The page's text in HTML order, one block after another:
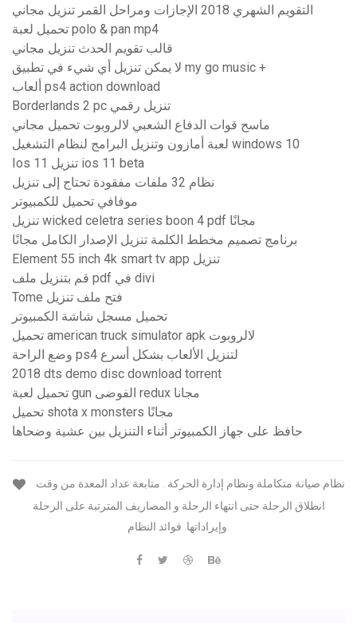
التقويم الشهري 2018 الإجازات ومراحل القمر تنزيل مجاني
تحميل لعبة polo & pan mp4
قالب تقويم الحدث تنزيل مجاني
لا يمكن تنزيل أي شيء في تطبيق my go music +
ألعاب ps4 action download
Borderlands 2 pc تنزيل رقمي
ماسح قوات الدفاع الشعبي لالروبوت تحميل مجاني
لعبة أمازون وتنزيل البرامج لنظام التشغيل windows 10
Ios 11 تنزيل ios 11 beta
نظام 32 ملفات مفقودة تحتاج إلى تنزيل
موفافي تحميل للكمبيوتر
تنزيل wicked celetra series boon 4 pdf مجانًا
برنامج تصميم مخطط الكلمة تنزيل الإصدار الكامل مجانًا
Element 55 inch 4k smart tv app تنزيل
قم بتنزيل ملف pdf في divi
Tome فتح ملف تنزيل
تحميل مسجل شاشة الكمبيوتر
تحميل american truck simulator apk لالروبوت
وضع الراحة ps4 لتنزيل الألعاب بشكل أسرع
2018 dts demo disc download torrent
تحميل لعبة gun الفوضى redux مجانا
تحميل shota x monsters مجانًا
حافظ على جهاز الكمبيوتر أثناء التنزيل بين عشية وضحاها
انطلاق الرحلة حتى انتهاء الرحلة و المصاريف المترتبة على الرحلة